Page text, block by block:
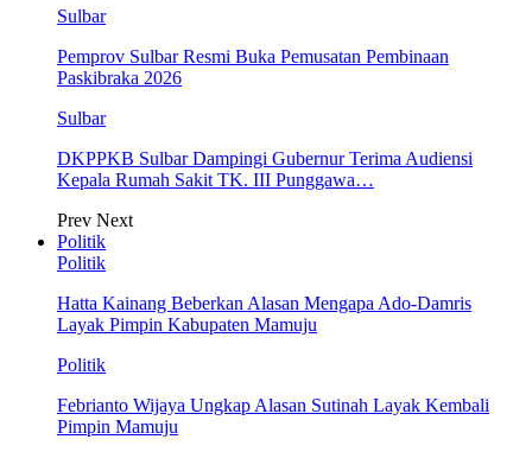
Sulbar
Pemprov Sulbar Resmi Buka Pemusatan Pembinaan
Paskibraka 2026
Sulbar
DKPPKB Sulbar Dampingi Gubernur Terima Audiensi
Kepala Rumah Sakit TK. III Punggawa…
Prev Next
Politik
Politik
Hatta Kainang Beberkan Alasan Mengapa Ado-Damris
Layak Pimpin Kabupaten Mamuju
Politik
Febrianto Wijaya Ungkap Alasan Sutinah Layak Kembali
Pimpin Mamuju